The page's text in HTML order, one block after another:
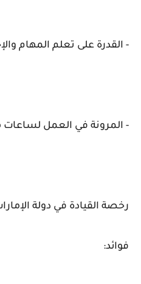
- القدرة على تعلم المهام
- المرونة في العمل
رخصة القيادة في دولة
فوائد: